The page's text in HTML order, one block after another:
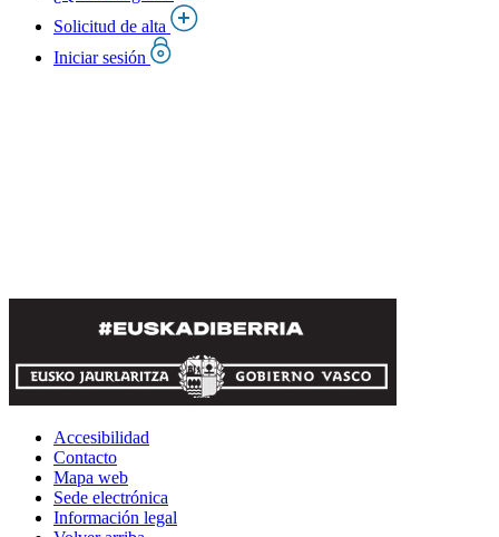
Solicitud de alta
Iniciar sesión
Accesibilidad
Contacto
Mapa web
Sede electrónica
Información legal